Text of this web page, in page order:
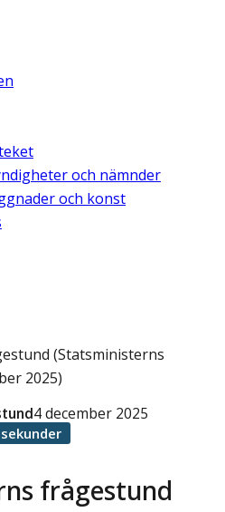
och nämnder
och konst
(Statsministerns
2025)
frågestund
4 december 2025